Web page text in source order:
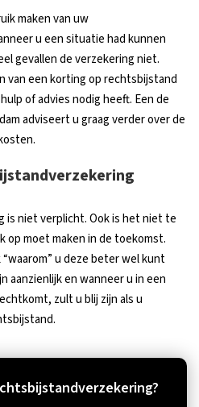
maken van uw
u een situatie had kunnen
gevallen de verzekering niet.
van een korting op rechtsbijstand
of advies nodig heeft. Een de
adviseert u graag verder over de
is niet verplicht. Ook is het niet te
op moet maken in de toekomst.
u deze beter wel kunt
aanzienlijk en wanneer u in een
zult u blij zijn als u